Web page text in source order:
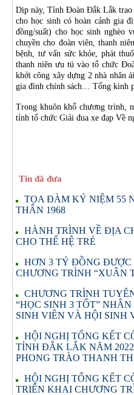
Dịp này, Tỉnh Đoàn Đắk Lắk trao
cho học sinh có hoàn cảnh gia
đồng/suất) cho học sinh
chuyền cho đoàn viên, thanh
bệnh, tư vấn sức khỏe, phát
thanh niên ưu tú vào tổ chức
khởi công xây dựng 2 nhà nhân
gia đình chính sách… Tổng kinh
Trong khuôn khổ chương trình,
tỉnh tổ chức Giải đua xe đạp Về
Tin đã đưa
TỌA ĐÀM KỶ NIỆM 55
THÂN 1968
HÀNH TRÌNH VỀ ĐỊA
CHO THẾ HỆ TRẺ
HƠN 3 TỶ ĐỒNG
CHƯƠNG TRÌNH “XUÂN
CHƯƠNG TRÌNH
“HỌC SINH 3 TỐT”
SINH VIÊN VÀ HỘI SINH
HỘI NGHỊ TỔNG KẾT
TỈNH ĐẮK LẮK NĂM
PHONG TRÀO THANH
HỘI NGHỊ TỔNG KẾT
TRIỂN KHAI CHƯƠNG